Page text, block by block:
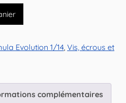
Evolution 1/14 Vis, écrous et
complémentaires